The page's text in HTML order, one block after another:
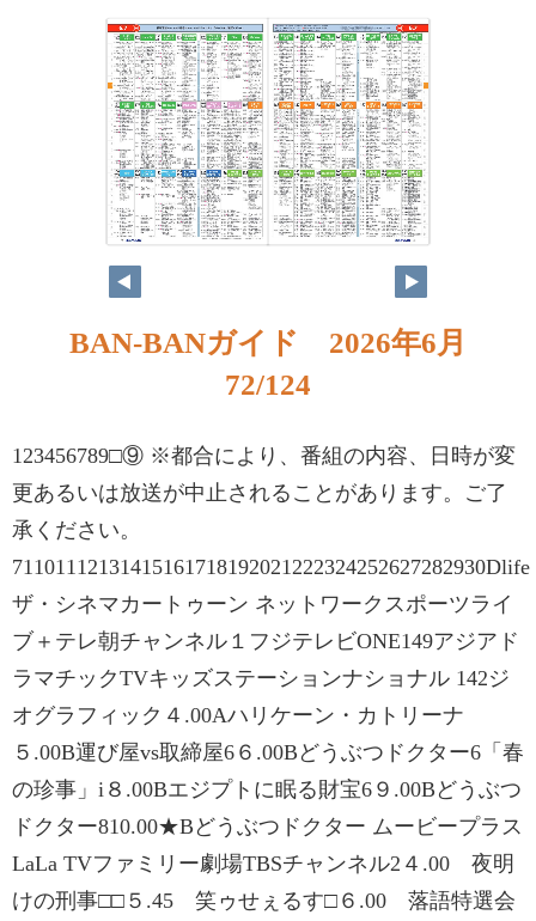
BAN-BANガイド 2026年6月
72/124
123456789□⑨ ※都合により、番組の内容、日時が変
更あるいは放送が中止されることがあります。ご了
承ください。
71101112131415161718192021222324252627282930Dlife
ザ・シネマカートゥーン ネットワークスポーツライ
ブ＋テレ朝チャンネル１フジテレビONE149アジアド
ラマチックTVキッズステーションナショナル 142ジ
オグラフィック４.00Aハリケーン・カトリーナ
５.00B運び屋vs取締屋6６.00Bどうぶつドクター6「春
の珍事」i８.00Bエジプトに眠る財宝6９.00Bどうぶつ
ドクター810.00★Bどうぶつドクター ムービープラス
LaLa TVファミリー劇場TBSチャンネル2４.00 夜明
けの刑事□□５.45 笑ゥせぇるす□６.00 落語特選会